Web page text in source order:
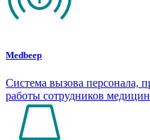
Medbeep
Система вызова персонала,
работы сотрудников